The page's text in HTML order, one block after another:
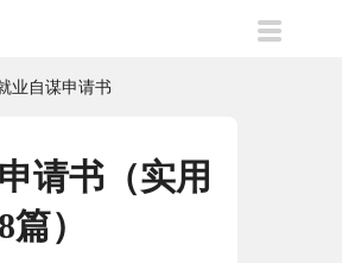
业自谋申请书
请书（实用
篇）